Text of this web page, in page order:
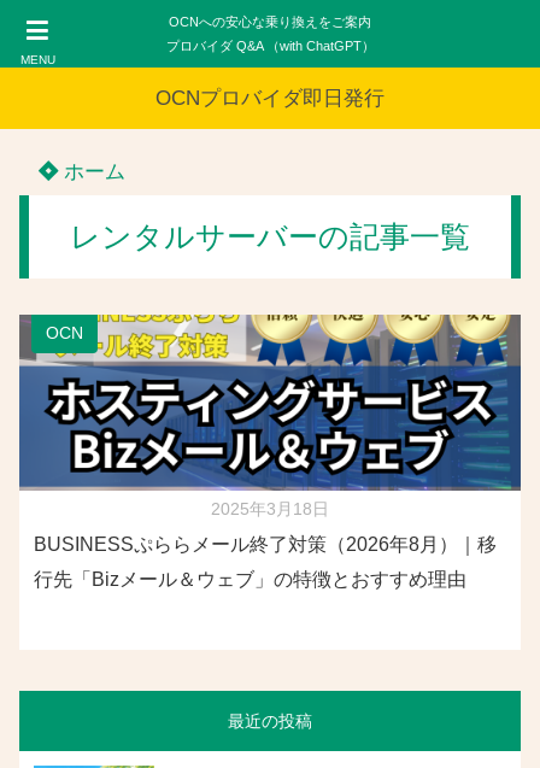
MENU
OCNへの安心な乗り換えをご案内
プロバイダ Q&A （with ChatGPT）
OCNプロバイダ即日発行
ホーム
レンタルサーバーの記事一覧
OCN
2025年3月18日
BUSINESSぷららメール終了対策（2026年8月）｜移
行先「Bizメール＆ウェブ」の特徴とおすすめ理由
最近の投稿